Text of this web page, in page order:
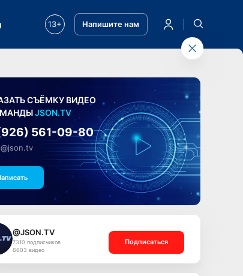
13+ Напишите нам
СЪЁМКУ ВИДЕО
JSON.TV
561-09-80
@JSON.TV
7310 подписчиков
6603 видео
Подписаться